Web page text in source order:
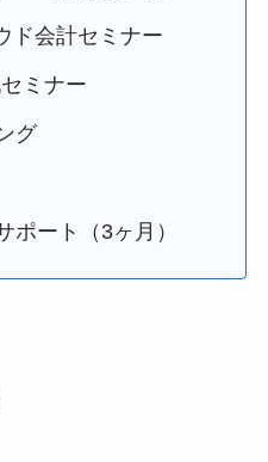
会計セミナー
ミナー
グ
ート（3ヶ月）